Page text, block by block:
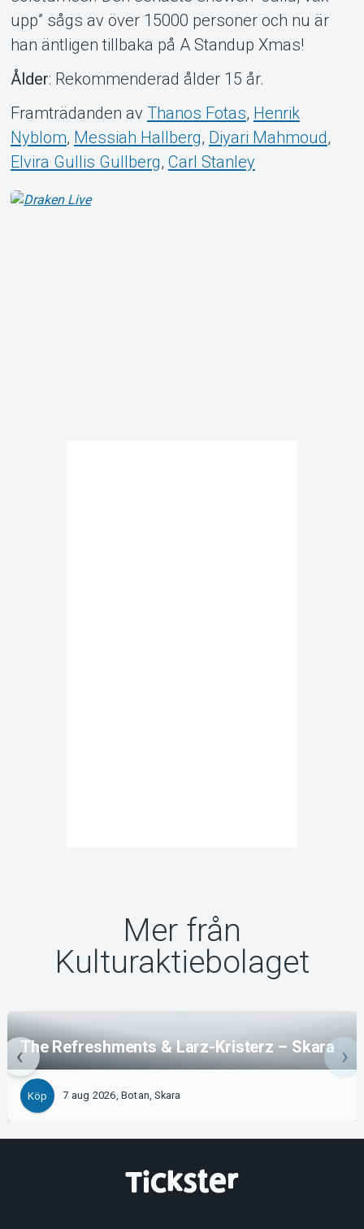
upp” sågs av över 15000 personer och nu är
han äntligen tillbaka på A Standup Xmas!
Ålder: Rekommenderad ålder 15 år.
Framträdanden av Thanos Fotas, Henrik
Nyblom, Messiah Hallberg, Diyari Mahmoud,
Elvira Gullis Gullberg, Carl Stanley
Mer från
Kulturaktiebolaget
The Refreshments & Larz-Kristerz – Skara
Köp 7 aug 2026, Botan, Skara